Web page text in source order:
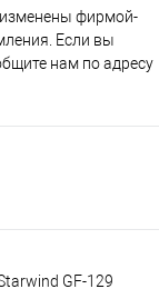
изменены фирмой-
Если вы
нам по адресу
GF-129